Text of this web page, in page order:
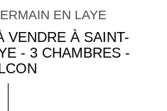
EN LAYE
VENDRE À SAINT-
- 3 CHAMBRES -